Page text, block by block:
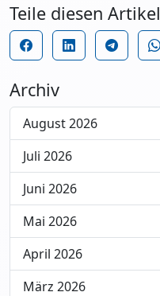
Teile diesen Artikel
Archiv
August 2026
Juli 2026
Juni 2026
Mai 2026
April 2026
März 2026